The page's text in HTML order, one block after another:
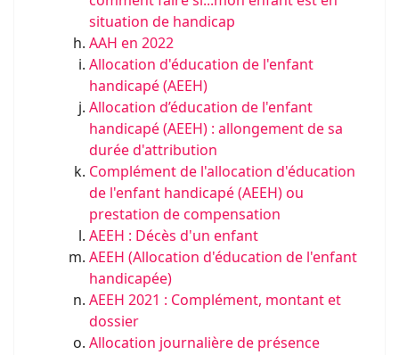
situation de handicap
AAH en 2022
Allocation d'éducation de l'enfant
handicapé (AEEH)
Allocation d’éducation de l'enfant
handicapé (AEEH) : allongement de sa
durée d'attribution
Complément de l'allocation d'éducation
de l'enfant handicapé (AEEH) ou
prestation de compensation
AEEH : Décès d'un enfant
AEEH (Allocation d'éducation de l'enfant
handicapée)
AEEH 2021 : Complément, montant et
dossier
Allocation journalière de présence